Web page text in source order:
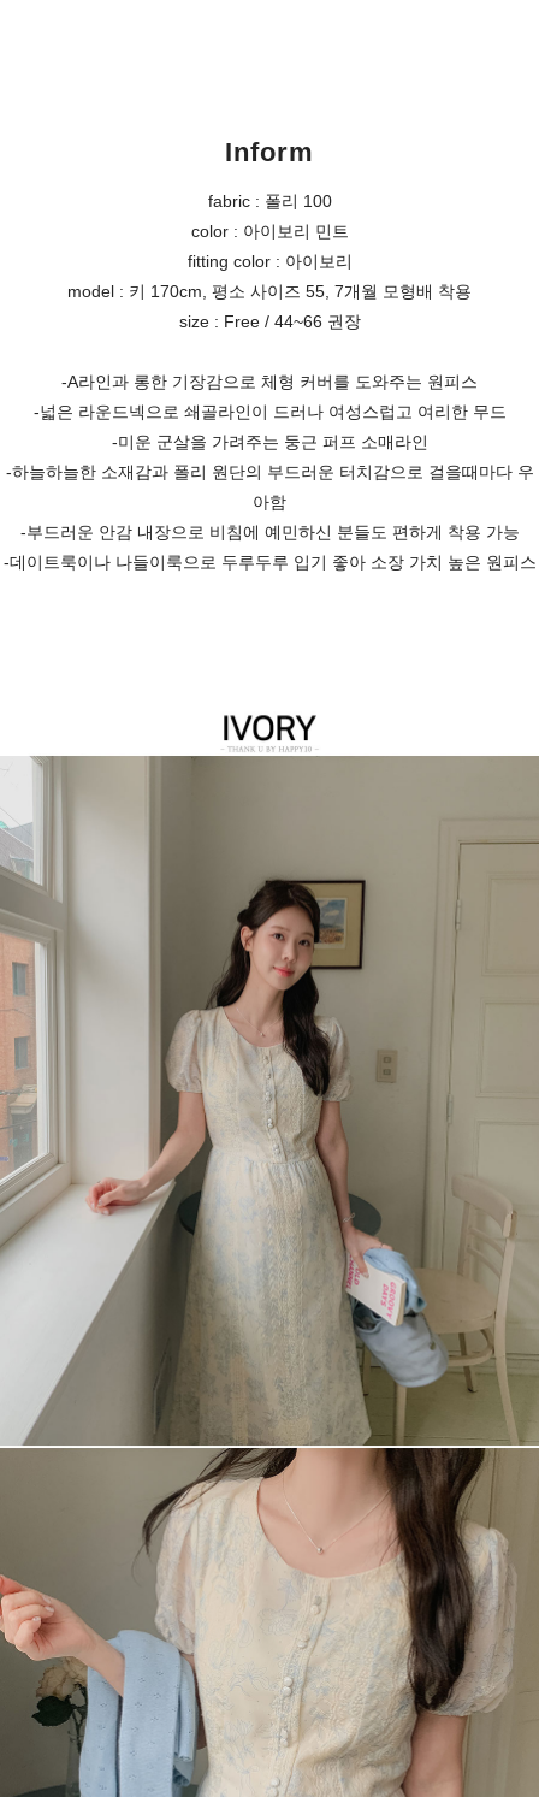
Inform
fabric : 폴리 100
color : 아이보리 민트
fitting color : 아이보리
model : 키 170cm, 평소 사이즈 55, 7개월 모형배 착용
size : Free / 44~66 권장
-A라인과 롱한 기장감으로 체형 커버를 도와주는 원피스
-넓은 라운드넥으로 쇄골라인이 드러나 여성스럽고 여리한 무드
-미운 군살을 가려주는 둥근 퍼프 소매라인
-하늘하늘한 소재감과 폴리 원단의 부드러운 터치감으로 걸을때마다 우
아함
-부드러운 안감 내장으로 비침에 예민하신 분들도 편하게 착용 가능
-데이트룩이나 나들이룩으로 두루두루 입기 좋아 소장 가치 높은 원피스